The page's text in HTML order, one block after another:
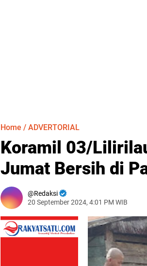
Home / ADVERTORIAL
Koramil 03/
Jumat Bersih di
Redaksi
20 September 2024, 4:01 PM WIB